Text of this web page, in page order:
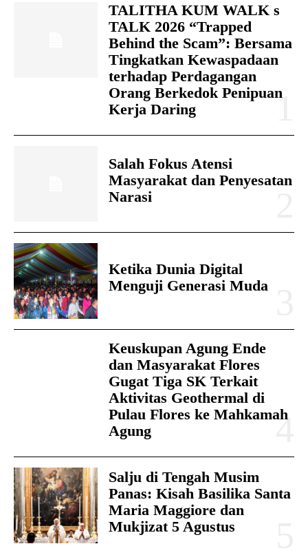
TALITHA KUM WALK s
TALK 2026 “Trapped
Behind the Scam”: Bersama
Tingkatkan Kewaspadaan
terhadap Perdagangan
Orang Berkedok Penipuan
Kerja Daring
Salah Fokus Atensi
Masyarakat dan Penyesatan
Narasi
Ketika Dunia Digital
Menguji Generasi Muda
Keuskupan Agung Ende
dan Masyarakat Flores
Gugat Tiga SK Terkait
Aktivitas Geothermal di
Pulau Flores ke Mahkamah
Agung
Salju di Tengah Musim
Panas: Kisah Basilika Santa
Maria Maggiore dan
Mukjizat 5 Agustus